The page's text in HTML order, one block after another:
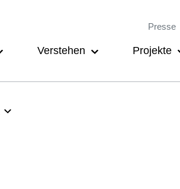
Verstehen Projekte
Meta-
Presse